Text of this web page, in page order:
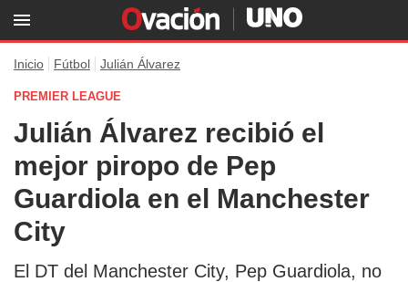
Inicio Fútbol Julián Álvarez
PREMIER LEAGUE
Julián Álvarez recibió el
mejor piropo de Pep
Guardiola en el Manchester
City
El DT del Manchester City, Pep Guardiola, no